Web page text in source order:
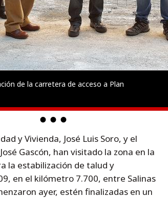
de la carretera de acceso a Plan
y Vivienda, José Luis Soro, y el
Gascón, han visitado la zona en la
la estabilización de talud y
en el kilómetro 7.700, entre Salinas
ayer, estén finalizadas en un